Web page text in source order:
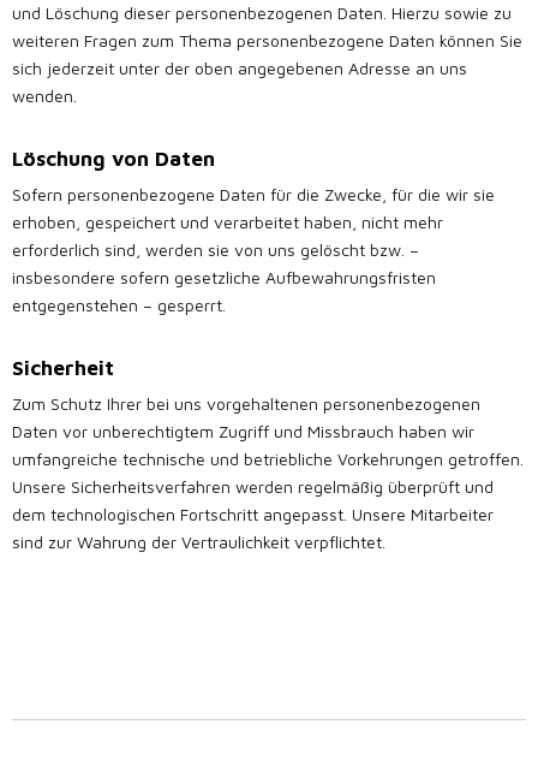
und Löschung dieser personenbezogenen Daten. Hierzu sowie zu
weiteren Fragen zum Thema personenbezogene Daten können Sie
sich jederzeit unter der oben angegebenen Adresse an uns
wenden.
Löschung von Daten
Sofern personenbezogene Daten für die Zwecke, für die wir sie
erhoben, gespeichert und verarbeitet haben, nicht mehr
erforderlich sind, werden sie von uns gelöscht bzw. –
insbesondere sofern gesetzliche Aufbewahrungsfristen
entgegenstehen – gesperrt.
Sicherheit
Zum Schutz Ihrer bei uns vorgehaltenen personenbezogenen
Daten vor unberechtigtem Zugriff und Missbrauch haben wir
umfangreiche technische und betriebliche Vorkehrungen getroffen.
Unsere Sicherheitsverfahren werden regelmäßig überprüft und
dem technologischen Fortschritt angepasst. Unsere Mitarbeiter
sind zur Wahrung der Vertraulichkeit verpflichtet.